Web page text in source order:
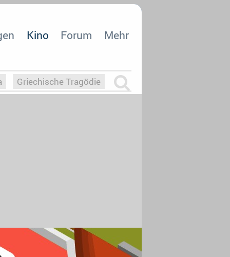
Kino Forum Mehr
Griechische Tragödie